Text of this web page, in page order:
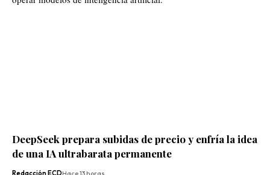
DeepSeek prepara subidas de precio y enfría la idea
de una IA ultrabarata permanente
Redacción ECDHace 13 horas